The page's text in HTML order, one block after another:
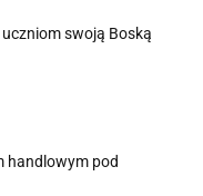
swoją Boską
handlowym pod